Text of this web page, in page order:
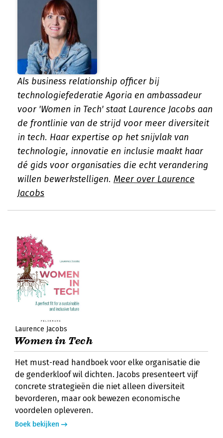
Als business relationship officer bij
technologiefederatie Agoria en ambassadeur
voor 'Women in Tech' staat Laurence Jacobs aan
de frontlinie van de strijd voor meer diversiteit
in tech. Haar expertise op het snijvlak van
technologie, innovatie en inclusie maakt haar
dé gids voor organisaties die echt verandering
willen bewerkstelligen. Meer over Laurence
Jacobs
Laurence Jacobs
Women in Tech
Het must-read handboek voor elke organisatie die
de genderkloof wil dichten. Jacobs presenteert vijf
concrete strategieën die niet alleen diversiteit
bevorderen, maar ook bewezen economische
voordelen opleveren.
Boek bekijken